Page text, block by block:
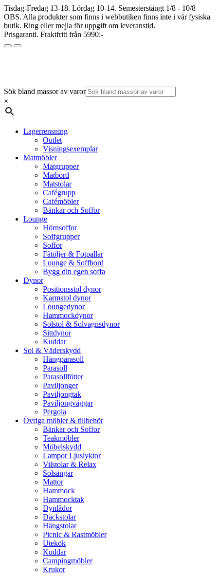
Tisdag-Fredag 13-18. Lördag 10-14. Semesterstängt 1/8 - 10/8
OBS. Alla produkter som finns i webbutiken finns inte i vår fysiska
butik. Ring eller mejla för uppgift om leveranstid.
Prisgaranti. Fraktfritt från 5990:-
Sök bland massor av varor
×
Lagerrensning
Outlet
Visningsexemplar
Matmöbler
Matgrupper
Matbord
Matstolar
Cafégrupp
Cafémöbler
Bänkar och Soffor
Lounge
Hörnsoffor
Soffgrupper
Soffor
Fåtöljer & Fotpallar
Lounge & Soffbord
Bygg din egen soffa
Dynor
Positionsstol dynor
Karmstol dynor
Loungedynor
Hammockdynor
Solstol & Solvagnsdynor
Sittdynor
Kuddar
Sol & Väderskydd
Hängparasoll
Parasoll
Parasollfötter
Paviljonger
Paviljongtak
Paviljongväggar
Pergola
Övriga möbler & tillbehör
Bänkar och Soffor
Teakmöbler
Möbelskydd
Lampor Ljuslyktor
Vilstolar & Relax
Solsängar
Mattor
Hammock
Hammocktak
Dynlådor
Däckstolar
Hängstolar
Picnic & Rastmöbler
Utekök
Kuddar
Campingmöbler
Krukor